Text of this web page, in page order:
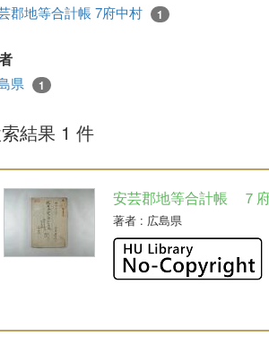
郡地等合計帳 7府中村 1
県 1
結果 1 件
安芸郡地等合計帳 ７
著者 : 広島県